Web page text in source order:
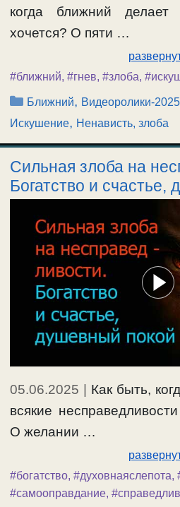
когда ближний
хочется? О пяти …
#ближний, #гнев, #злоба,
Рубрики
Ближний, Видеоролики-2025
Искушение, Ненависть, злоба
Сильная злоба на
Богатство и счастье,
05.06.2025
Как быть,
всякие
О желании …
#богатство, #духовнаяслепота,
#самооправдание,